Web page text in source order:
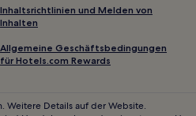
in Fortaleza
Inhaltsrichtlinien und Melden von
Inhalten
Allgemeine Geschäftsbedingungen
für Hotels.com Rewards
Weitere Details auf der Website.